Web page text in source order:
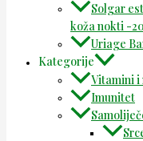
Solgar
koža nokti -
Uriage
Kategorije
Vitamini i
Imunitet